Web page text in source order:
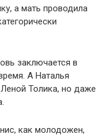
а мать проводила
заключается в
А Наталья
Толика, но даже
как молодожен,